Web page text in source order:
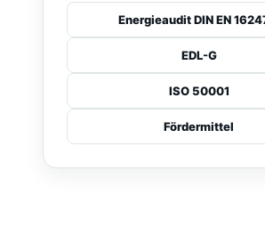
Energieaudit DIN EN
EDL-G
ISO 50001
Fördermittel